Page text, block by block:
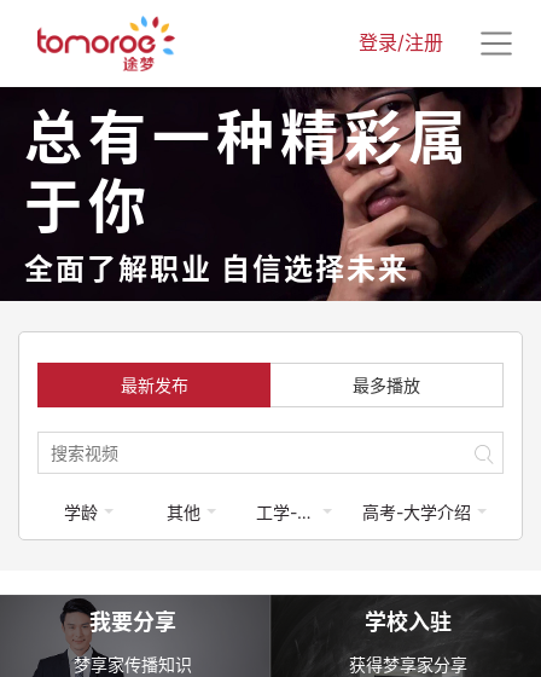
登录/注册
总有一种精彩属
于你
全面了解职业 自信选择未来
最新发布 最多播放
学龄 其他 工学-建筑类 高考-大学介绍
我要分享
梦享家传播知识
学校入驻
获得梦享家分享